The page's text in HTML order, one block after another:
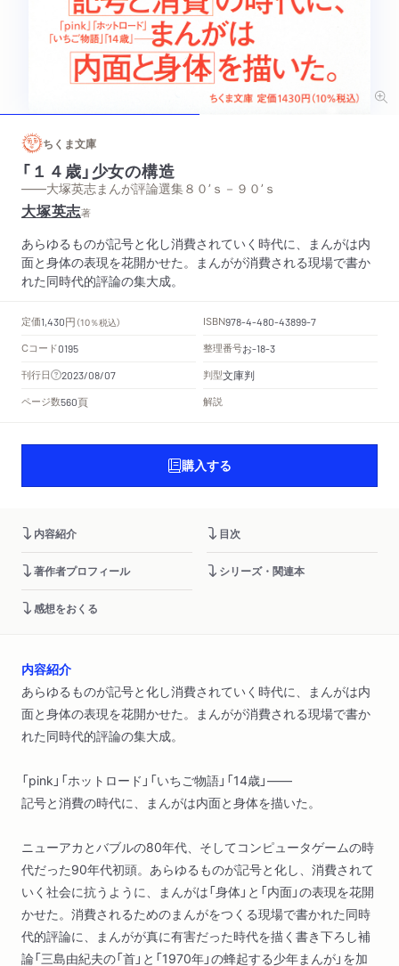
ちくま文庫
「１４歳」少女の構造
——大塚英志まんが評論選集８０’ｓ－９０’ｓ
大塚英志著
あらゆるものが記号と化し消費されていく時代に、まんがは内
面と身体の表現を花開かせた。まんがが消費される現場で書か
れた同時代的評論の集大成。
定価1,430円 （10％税込） ISBN978-4-480-43899-7
Cコード0195 整理番号お-18-3
刊行日 2023/08/07 判型文庫判
ページ数560頁 解説
購入する
内容紹介 目次
著作者プロフィール シリーズ・関連本
感想をおくる
内容紹介
あらゆるものが記号と化し消費されていく時代に、まんがは内
面と身体の表現を花開かせた。まんがが消費される現場で書か
れた同時代的評論の集大成。
「pink」「ホットロード」「いちご物語」「14歳」――
記号と消費の時代に、まんがは内面と身体を描いた。
ニューアカとバブルの80年代、そしてコンピュータゲームの時
代だった90年代初頭。あらゆるものが記号と化し、消費されて
いく社会に抗うように、まんがは「身体」と「内面」の表現を花開
かせた。消費されるためのまんがをつくる現場で書かれた同時
代的評論に、まんがが真に有害だった時代を描く書き下ろし補
論「三島由紀夫の「首」と「1970年」の蜂起する少年まんが」を加